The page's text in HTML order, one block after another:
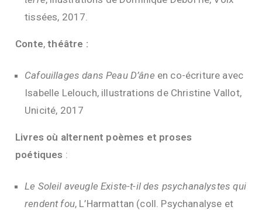
tissées, 2017.
Conte,théâtre :
Cafouillages dans Peau D’âne en co-écriture avec
Isabelle Lelouch, illustrations de Christine Vallot,
Unicité, 2017
Livres où alternent poèmes et proses
poétiques :
Le Soleil aveugle Existe-t-il des psychanalystes qui
rendent fou, L’Harmattan (coll. Psychanalyse et